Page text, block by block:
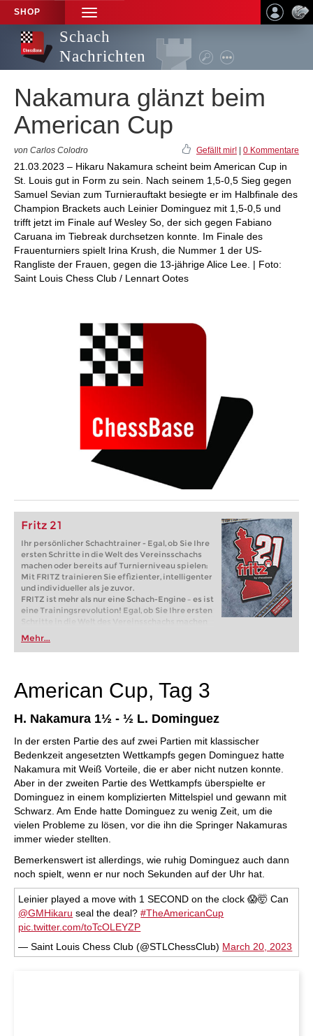
SHOP
TOGGLE
NAVIGATION
Schach
Nachrichten
Nakamura glänzt beim
American Cup
von Carlos Colodro Gefällt mir! 0 Kommentare
21.03.2023 – Hikaru Nakamura scheint beim American Cup in
St. Louis gut in Form zu sein. Nach seinem 1,5-0,5 Sieg gegen
Samuel Sevian zum Turnierauftakt besiegte er im Halbfinale des
Champion Brackets auch Leinier Dominguez mit 1,5-0,5 und
trifft jetzt im Finale auf Wesley So, der sich gegen Fabiano
Caruana im Tiebreak durchsetzen konnte. Im Finale des
Frauenturniers spielt Irina Krush, die Nummer 1 der US-
Rangliste der Frauen, gegen die 13-jährige Alice Lee. | Foto:
Saint Louis Chess Club / Lennart Ootes
Fritz 21
Ihr persönlicher Schachtrainer - Egal, ob Sie Ihre
ersten Schritte in die Welt des Vereinsschachs
machen oder bereits auf Turnierniveau spielen:
Mit FRITZ trainieren Sie effizienter, intelligenter
und individueller als je zuvor.
FRITZ ist mehr als nur eine Schach-Engine – es ist
eine Trainingsrevolution! Egal, ob Sie Ihre ersten
Schritte in die Welt des Vereinsschachs machen
oder bereits auf Turnierniveau spielen: Mit
FRITZ trainieren Sie effizienter, intelligenter und
individueller als je zuvor.
Mehr...
American Cup, Tag 3
H. Nakamura 1½ - ½ L. Dominguez
In der ersten Partie des auf zwei Partien mit klassischer
Bedenkzeit angesetzten Wettkampfs gegen Dominguez hatte
Nakamura mit Weiß Vorteile, die er aber nicht nutzen konnte.
Aber in der zweiten Partie des Wettkampfs überspielte er
Dominguez in einem komplizierten Mittelspiel und gewann mit
Schwarz. Am Ende hatte Dominguez zu wenig Zeit, um die
vielen Probleme zu lösen, vor die ihn die Springer Nakamuras
immer wieder stellten.
Bemerkenswert ist allerdings, wie ruhig Dominguez auch dann
noch spielt, wenn er nur noch Sekunden auf der Uhr hat.
Leinier played a move with 1 SECOND on the clock 😱🤯 Can
@GMHikaru seal the deal?#TheAmericanCup
pic.twitter.com/toTcOLEYZP
— Saint Louis Chess Club (@STLChessClub) March 20, 2023